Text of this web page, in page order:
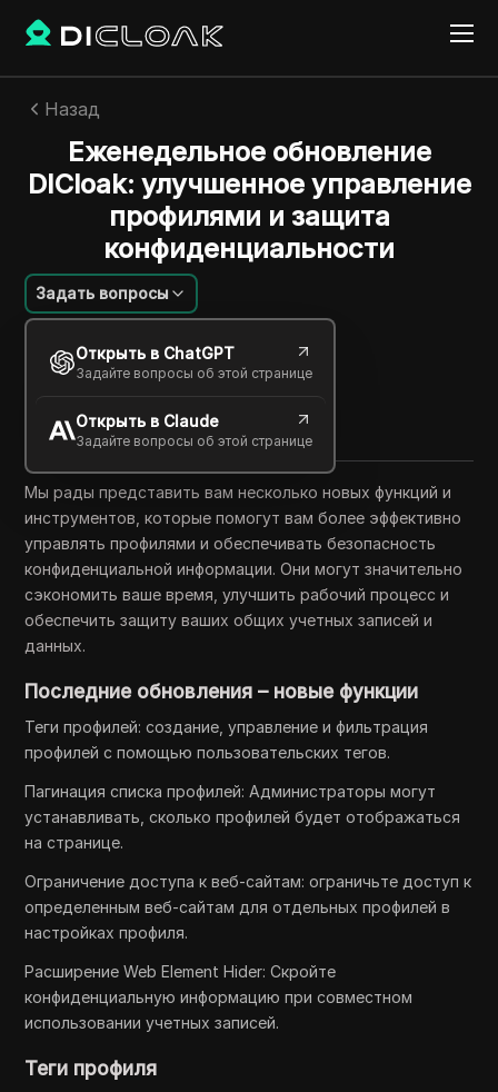
Назад
Еженедельное обновление
DICloak: улучшенное управление
профилями и защита
конфиденциальности
Задать вопросы
Открыть в ChatGPT
Задайте вопросы об этой странице
Открыть в Claude
Задайте вопросы об этой странице
Михаил Козлов
09 сент. 2025 1 минут
Copy Link
Мы рады представить вам несколько новых функций и
инструментов, которые помогут вам более эффективно
управлять профилями и обеспечивать безопасность
конфиденциальной информации. Они могут значительно
сэкономить ваше время, улучшить рабочий процесс и
обеспечить защиту ваших общих учетных записей и
данных.
Последние обновления – новые функции
Теги профилей: создание, управление и фильтрация
профилей с помощью пользовательских тегов.
Пагинация списка профилей: Администраторы могут
устанавливать, сколько профилей будет отображаться
на странице.
Ограничение доступа к веб-сайтам: ограничьте доступ к
определенным веб-сайтам для отдельных профилей в
настройках профиля.
Расширение Web Element Hider: Скройте
конфиденциальную информацию при совместном
использовании учетных записей.
Теги профиля